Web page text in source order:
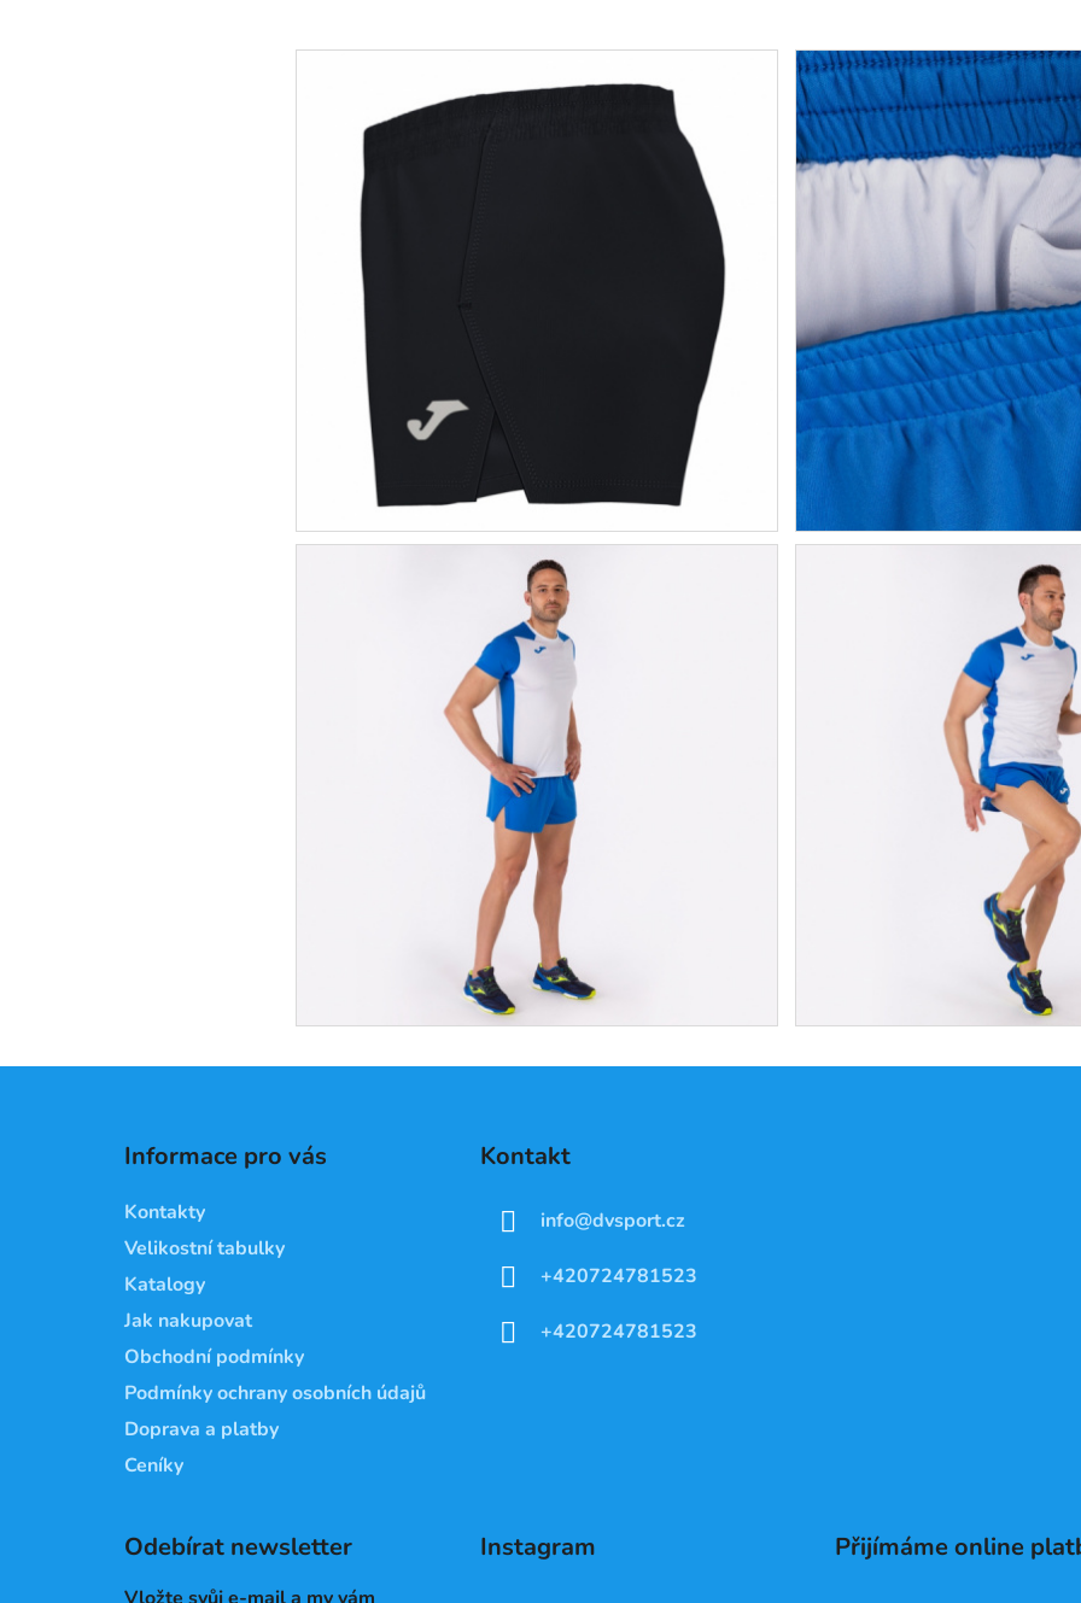
Informace pro vás
Kontakty
Velikostní tabulky
Katalogy
Jak nakupovat
Obchodní podmínky
Podmínky ochrany osobních údajů
Doprava a platby
Ceníky
Kontakt
info@dvsport.cz
+420724781523
+420724781523
Odebírat newsletter Instagram Přijímáme online